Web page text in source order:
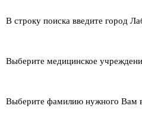
В строку поиска введите город
Выберите медицинское
Выберите фамилию нужного Вам